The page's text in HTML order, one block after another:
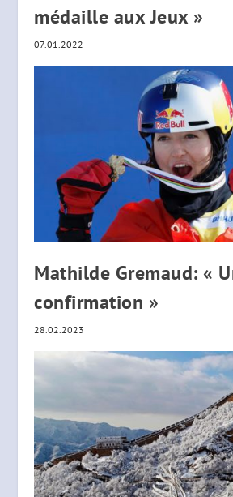
médaille aux Jeux »
07.01.2022
Mathilde Gremaud: «
confirmation »
28.02.2023